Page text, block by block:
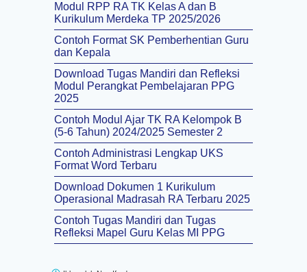
Modul RPP RA TK Kelas A dan B
Kurikulum Merdeka TP 2025/2026
Contoh Format SK Pemberhentian Guru
dan Kepala
Download Tugas Mandiri dan Refleksi
Modul Perangkat Pembelajaran PPG
2025
Contoh Modul Ajar TK RA Kelompok B
(5-6 Tahun) 2024/2025 Semester 2
Contoh Administrasi Lengkap UKS
Format Word Terbaru
Download Dokumen 1 Kurikulum
Operasional Madrasah RA Terbaru 2025
Contoh Tugas Mandiri dan Tugas
Refleksi Mapel Guru Kelas MI PPG